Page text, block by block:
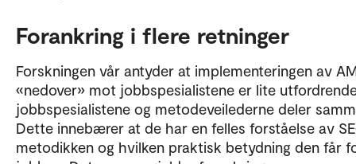
Forankring i flere retninger
Forskningen vår antyder at implementeringen av
«nedover» mot jobbspesialistene er lite
jobbspesialistene og metodeveilederne deler
Dette innebærer at de har en felles forståelse av
metodikken og hvilken praktisk betydning den får